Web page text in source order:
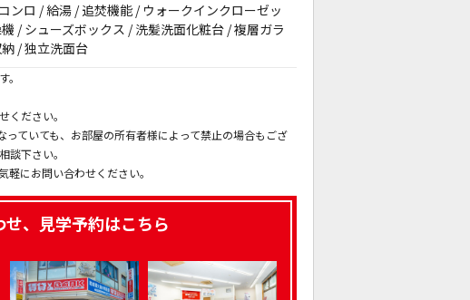
ンロ / 給湯 / 追焚機能 / ウォークインクローゼッ
/ シューズボックス / 洗髪洗面化粧台 / 複層ガラ
/ 独立洗面台
ださい。
ていても、お部屋の所有者様によって禁止の場合もござ
談下さい。
にお問い合わせください。
せ、見学予約はこちら